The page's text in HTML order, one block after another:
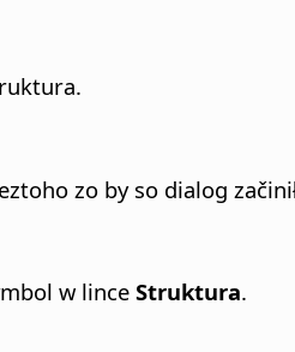
zo by so dialog
w lince Struktura.